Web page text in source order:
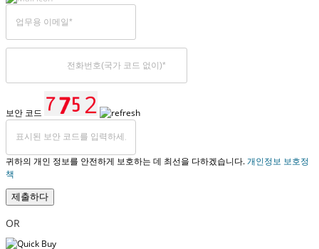
보안 코드
귀하의 개인 정보를 안전하게 보호하는 데 최선을 다하겠습니다.개인정보 보호정
책
제출하다
OR